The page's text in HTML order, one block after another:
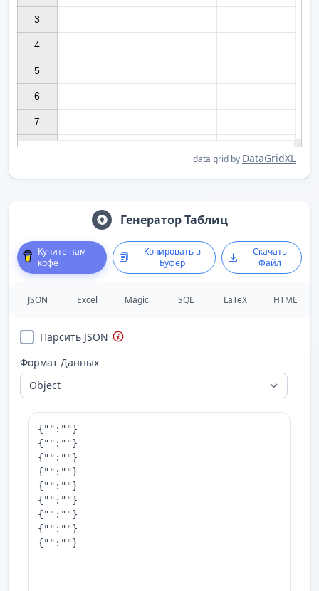
data grid by DataGridXL
3
4
5
6
7
Генератор Таблиц
Купите нам
кофе
Копировать в
Буфер
Скачать
Файл
JSON Excel Magic SQL LaTeX HTML
Парсить JSON
Формат Данных